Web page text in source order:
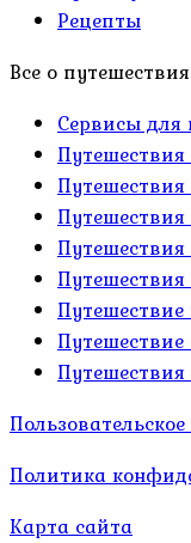
Рецепты
Все о
Сервисы для
Путешествия
Политика
Карта сайта